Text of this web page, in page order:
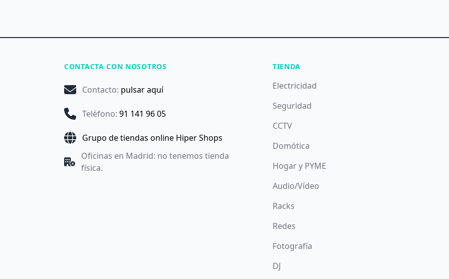
CONTACTA CON NOSOTROS
Contacto: pulsar aquí
Teléfono: 91 141 96 05
Grupo de tiendas online Hiper Shops
Oficinas en Madrid: no tenemos tienda
física.
TIENDA
Electricidad
Seguridad
CCTV
Domótica
Hogar y PYME
Audio/Vídeo
Racks
Redes
Fotografía
DJ